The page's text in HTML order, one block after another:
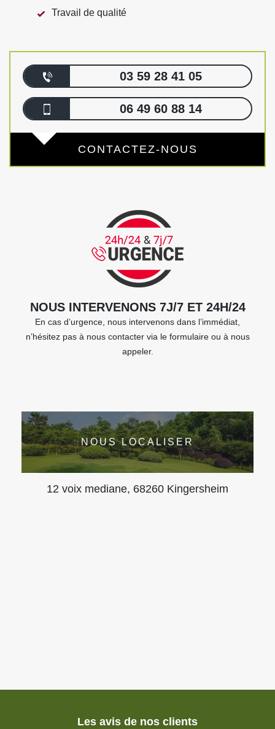
Travail de qualité
03 59 28 41 05
06 49 60 88 14
CONTACTEZ-NOUS
NOUS INTERVENONS 7J/7 ET 24H/24
En cas d’urgence, nous intervenons dans l’immédiat,
n’hésitez pas à nous contacter via le formulaire ou à nous
appeler.
NOUS LOCALISER
12 voix mediane, 68260 Kingersheim
Les avis de nos clients